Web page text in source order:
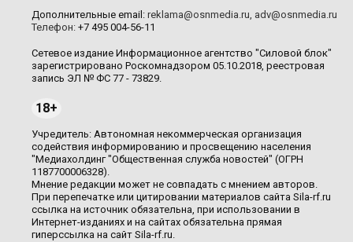
Дополнительные email: reklama@osnmedia.ru, adv@osnmedia.ru
Телефон: +7 495 004-56-11
Сетевое издание Информационное агентство "Силовой блок"
зарегистрировано Роскомнадзором 05.10.2018, реестровая
запись ЭЛ № ФС 77 - 73829.
18+
Учредитель: Автономная некоммерческая организация
содействия информированию и просвещению населения
"Медиахолдинг "Общественная служба новостей" (ОГРН
1187700006328).
Мнение редакции может не совпадать с мнением авторов.
При перепечатке или цитировании материалов сайта Sila-rf.ru
ссылка на источник обязательна, при использовании в
Интернет-изданиях и на сайтах обязательна прямая
гиперссылка на сайт Sila-rf.ru.